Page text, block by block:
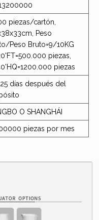
piezas/cartón,
Peso
Peso Bruto=9/10KG
piezas,
piezas
25 días después del
O SHANGHÁI
piezas por mes